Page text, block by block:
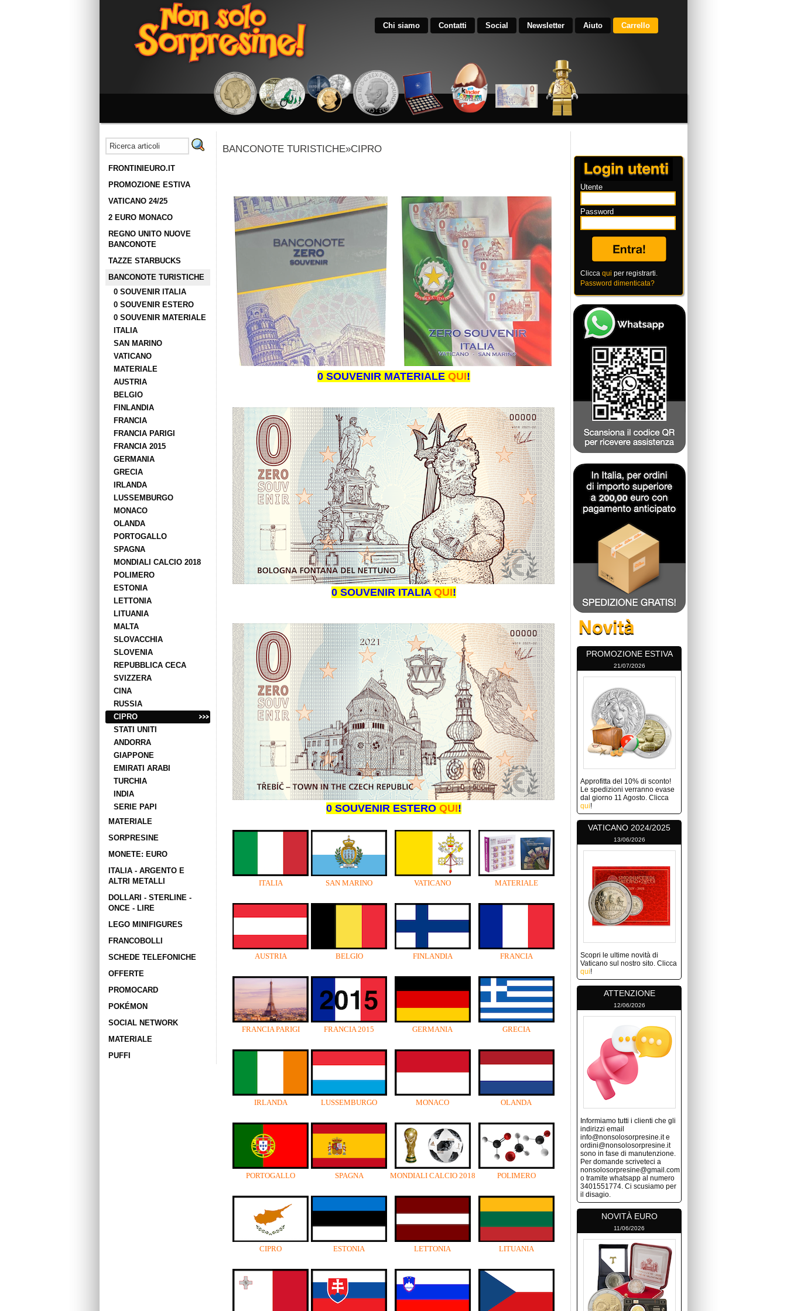
Chi siamo Contatti Social Newsletter Aiuto Carrello
FRONTINIEURO.IT
PROMOZIONE ESTIVA
VATICANO 24/25
2 EURO MONACO
REGNO UNITO NUOVE
BANCONOTE
TAZZE STARBUCKS
BANCONOTE TURISTICHE
0 SOUVENIR ITALIA
0 SOUVENIR ESTERO
0 SOUVENIR MATERIALE
ITALIA
SAN MARINO
VATICANO
MATERIALE
AUSTRIA
BELGIO
FINLANDIA
FRANCIA
FRANCIA PARIGI
FRANCIA 2015
GERMANIA
GRECIA
IRLANDA
LUSSEMBURGO
MONACO
OLANDA
PORTOGALLO
SPAGNA
MONDIALI CALCIO 2018
POLIMERO
ESTONIA
LETTONIA
LITUANIA
MALTA
SLOVACCHIA
SLOVENIA
REPUBBLICA CECA
SVIZZERA
CINA
RUSSIA
CIPRO
STATI UNITI
ANDORRA
GIAPPONE
EMIRATI ARABI
TURCHIA
INDIA
SERIE PAPI
MATERIALE
SORPRESINE
MONETE: EURO
ITALIA - ARGENTO E
ALTRI METALLI
DOLLARI - STERLINE -
ONCE - LIRE
LEGO MINIFIGURES
FRANCOBOLLI
SCHEDE TELEFONICHE
OFFERTE
PROMOCARD
POKÉMON
SOCIAL NETWORK
MATERIALE
PUFFI
BANCONOTE TURISTICHE»CIPRO
0 SOUVENIR MATERIALE QUI!
0 SOUVENIR ITALIA QUI!
0 SOUVENIR ESTERO QUI!
ITALIA SAN MARINO VATICANO MATERIALE
AUSTRIA BELGIO FINLANDIA FRANCIA
FRANCIA PARIGI FRANCIA 2015 GERMANIA GRECIA
IRLANDA LUSSEMBURGO MONACO OLANDA
PORTOGALLO SPAGNA MONDIALI CALCIO 2018 POLIMERO
CIPRO ESTONIA LETTONIA LITUANIA
Utente
Password
Clicca qui per registrarti.
Password dimenticata?
PROMOZIONE ESTIVA
21/07/2026
Approfitta del 10% di sconto!
Le spedizioni verranno evase
dal giorno 11 Agosto. Clicca
qui!
VATICANO 2024/2025
13/06/2026
Scopri le ultime novità di
Vaticano sul nostro sito. Clicca
qui!
ATTENZIONE
12/06/2026
Informiamo tutti i clienti che gli
indirizzi email
info@nonsolosorpresine.it e
ordini@nonsolosorpresine.it
sono in fase di manutenzione.
Per domande scriveteci a
nonsolosorpresine@gmail.com
o tramite whatsapp al numero
3401551774. Ci scusiamo per
il disagio.
NOVITÀ EURO
11/06/2026